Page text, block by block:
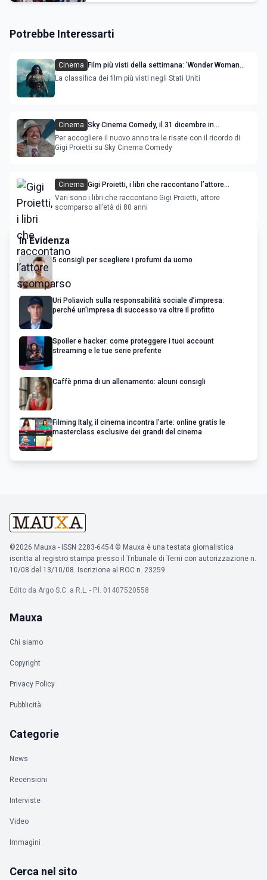
Potrebbe Interessarti
Cinema
Film più visti della settimana: 'Wonder Woman
1984' e 'News of the World' le novità
La classifica dei film più visti negli Stati Uniti
Cinema Sky Cinema Comedy, il 31 dicembre in
compagnia di Gigi Proietti
Per accogliere il nuovo anno tra le risate con il ricordo di
Gigi Proietti su Sky Cinema Comedy
Cinema Gigi Proietti, i libri che raccontano l’attore
scomparso
Vari sono i libri che raccontano Gigi Proietti, attore
scomparso all’età di 80 anni
In Evidenza
5 consigli per scegliere i profumi da uomo
Uri Poliavich sulla responsabilità sociale d’impresa:
perché un’impresa di successo va oltre il profitto
Spoiler e hacker: come proteggere i tuoi account
streaming e le tue serie preferite
Caffè prima di un allenamento: alcuni consigli
Filming Italy, il cinema incontra l’arte: online gratis le
masterclass esclusive dei grandi del cinema
©2026 Mauxa - ISSN 2283-6454 © Mauxa è una testata giornalistica
iscritta al registro stampa presso il Tribunale di Terni con autorizzazione n.
10/08 del 13/10/08. Iscrizione al ROC n. 23259.
Edito da Argo S.C. a R.L. - P.I. 01407520558
Mauxa
Chi siamo
Copyright
Privacy Policy
Pubblicità
Categorie
News
Recensioni
Interviste
Video
Immagini
Cerca nel sito